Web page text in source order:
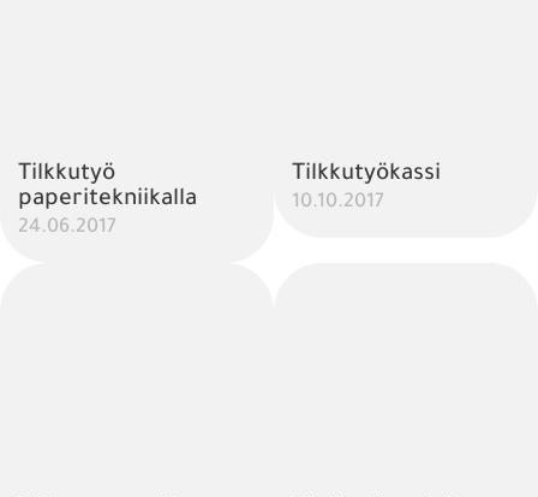
Tilkkutyö
paperitekniikalla
24.06.2017
Tilkkutyökassi
10.10.2017